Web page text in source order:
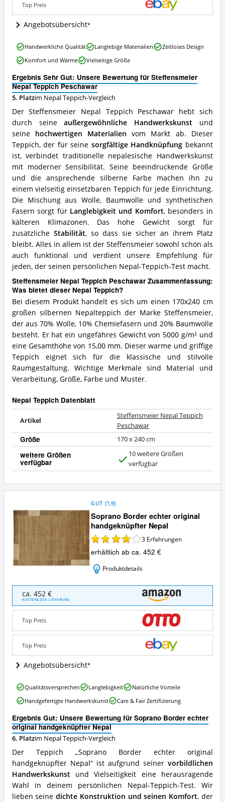
dieser
Nepal
Teppich
Top Preis
Angebotsübersicht
Ergebnis Sehr Gut: Unsere Bewertung für Steffensmeier
Nepal Teppich Peschawar
5. Platzim Nepal Teppich-Vergleich
Der Steffensmeier Nepal Teppich Peschawar hebt sich
durch seineaußergewöhnliche Handwerkskunst und
seine hochwertigen Materialien vom Markt ab. Dieser
Teppich, der für seine sorgfältige Handknüpfung bekannt
ist, verbindet traditionelle nepalesische Handwerkskunst
mit moderner Sensibilität. Seine beeindruckende Größe
und die ansprechende silberne Farbe machen ihn zu
einem vielseitig einsetzbaren Teppich für jede Einrichtung.
Die Mischung aus Wolle, Baumwolle und synthetischen
Fasern sorgt für Langlebigkeit und Komfort, besonders in
kälteren Klimazonen. Das hohe Gewicht sorgt für
zusätzliche Stabilität, so dass sie sicher an ihrem Platz
bleibt. Alles in allem ist der Steffensmeier sowohl schön als
auch funktional und verdient unsere Empfehlung für
jeden, der seinen persönlichen Nepal-Teppich-Test macht.
Steffensmeier Nepal Teppich Peschawar Zusammenfassung:
Was bietet dieser Nepal Teppich?
Bei diesem Produkt handelt es sich um einen 170x240 cm
großen silbernen Nepalteppich der Marke Steffensmeier,
der aus 70% Wolle, 10% Chemiefasern und 20% Baumwolle
besteht. Er hat ein ungefähres Gewicht von 5000 g/m² und
eine Gesamthöhe von 15,00 mm. Dieser warme und griffige
Teppich eignet sich für die klassische und stilvolle
Raumgestaltung. Wichtige Merkmale sind Material und
Verarbeitung, Größe, Farbe und Muster.
Nepal Teppich Datenblatt
Artikel
Steffensmeier Nepal Teppich
Peschawar
Größe 170 x 240 cm
weitere Größen
verfügbar
a
10 weitere Größen
verfügbar
Steffensmeier
Nepal
Teppich
Vorteile:
Was
spricht
für
diesen
Nepal
Teppich?
Handwerkliche Qualität Langlebige Materialien
Zeitloses Design
Komfort und Wärme
Vielseitige Größe
Soprano Border echter original
handgeknüpfter Nepal
GUT (1,9)
3 Erfahrungen
erhältlich ab ca. 452 €
Produktdetails
Soprano
Border
echter
original
handgeknüpfter
Nepal
Angebote:
Wo
ist
dieser
Teppich
erhältlich?
ca. 452 €
KOSTENLOSE LIEFERUNG
Top Preis
Top Preis
Angebotsübersicht
Ergebnis Gut: Unsere Bewertung für Soprano Border echter
original handgeknüpfter Nepal
6. Platzim Nepal Teppich-Vergleich
Der Teppich „Soprano Border echter original
handgeknüpfter Nepal“ ist aufgrund seiner vorbildlichen
Handwerkskunstund Vielseitigkeit eine herausragende
Wahl in deinem persönlichen Nepal-Teppich-Test. Wir
lieben seinedichte Konstruktion und seinen Komfort, der
Soprano
Border
echter
handgeknüpfter
Nepal
Vorteile:
Was
spricht
für
diesen
Nepal
Teppich?
Qualitätsversprechen Langlebigkeit
Natürliche Vorteile
Handgefertigte Handwerkskunst
Care & Fair Zertifizierung